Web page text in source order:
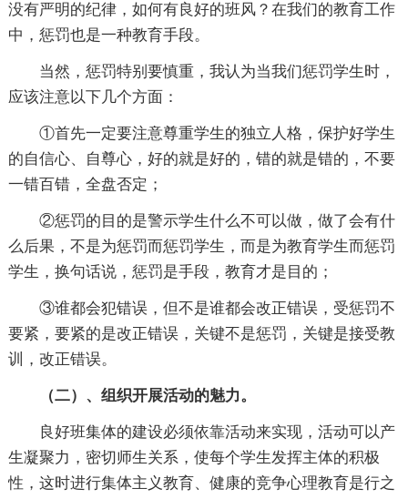
没有严明的纪律，如何有良好的班风？在我们的教育工作
中，惩罚也是一种教育手段。
当然，惩罚特别要慎重，我认为当我们惩罚学生时，
应该注意以下几个方面：
①首先一定要注意尊重学生的独立人格，保护好学生
的自信心、自尊心，好的就是好的，错的就是错的，不要
一错百错，全盘否定；
②惩罚的目的是警示学生什么不可以做，做了会有什
么后果，不是为惩罚而惩罚学生，而是为教育学生而惩罚
学生，换句话说，惩罚是手段，教育才是目的；
③谁都会犯错误，但不是谁都会改正错误，受惩罚不
要紧，要紧的是改正错误，关键不是惩罚，关键是接受教
训，改正错误。
（二）、组织开展活动的魅力。
良好班集体的建设必须依靠活动来实现，活动可以产
生凝聚力，密切师生关系，使每个学生发挥主体的积极
性，这时进行集体主义教育、健康的竞争心理教育是行之